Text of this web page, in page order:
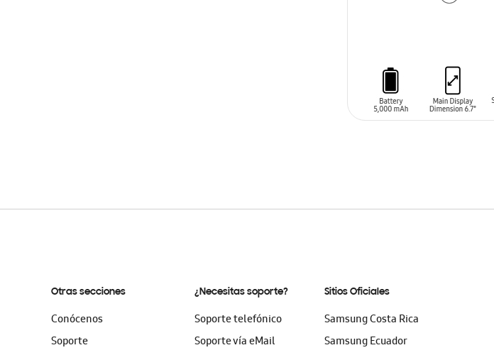
Otras secciones
Conócenos
Soporte
¿Necesitas soporte?
Soporte telefónico
Soporte vía eMail
Sitios Oficiales
Samsung Costa Rica
Samsung Ecuador